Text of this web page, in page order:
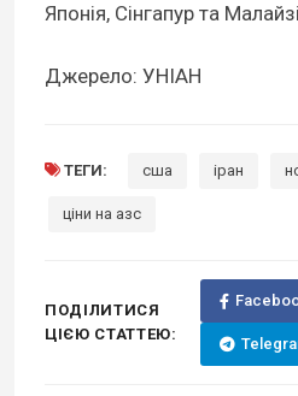
Японія, Сінгапур та
Джерело: УНІАН
ТЕГИ: сша іран
ціни на азс
ПОДІЛИТИСЯ
ЦІЄЮ СТАТТЕЮ: